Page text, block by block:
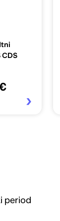
CDS
period